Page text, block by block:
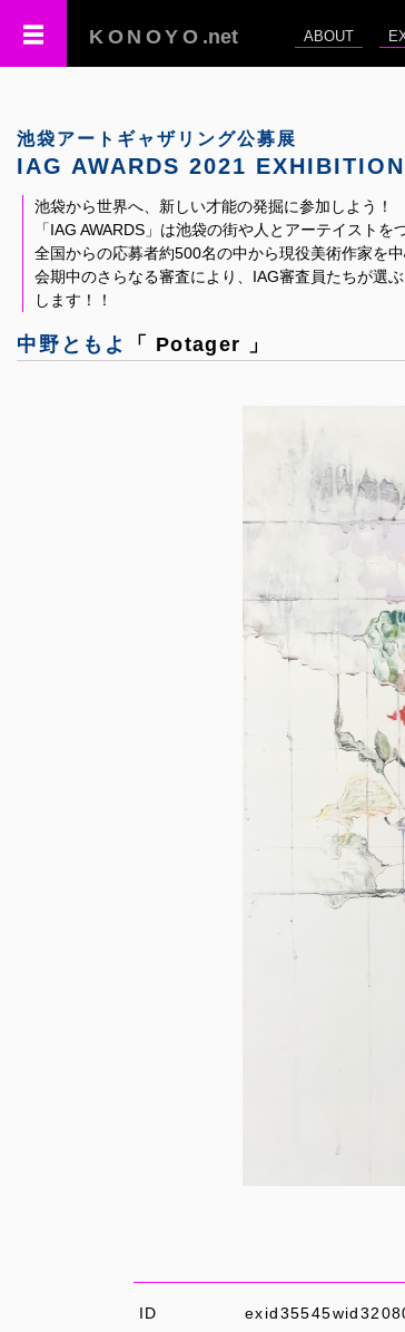
KONOYO .net ABOUT
池袋アートギャザリング公募展
IAG AWARDS 2021 EXHIBITION
池袋から世界へ、新しい才能の発掘に参加しよう！
「IAG AWARDS」は池袋の街や人とアーテイスト
全国からの応募者約500名の中から現役美術作家を
会期中のさらなる審査により、IAG審査員たちが選
します！！
中野ともよ 「 Potager 」
ID